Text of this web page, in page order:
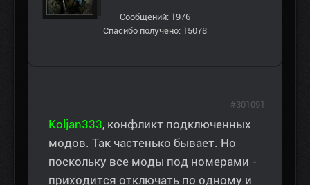
Сообщений: 1976
Спасибо получено: 15078
Koljan333, конфликт подключенных
модов. Так частенько бывает. Но
поскольку все моды под номерами -
приходится отключать по одному и
#301091